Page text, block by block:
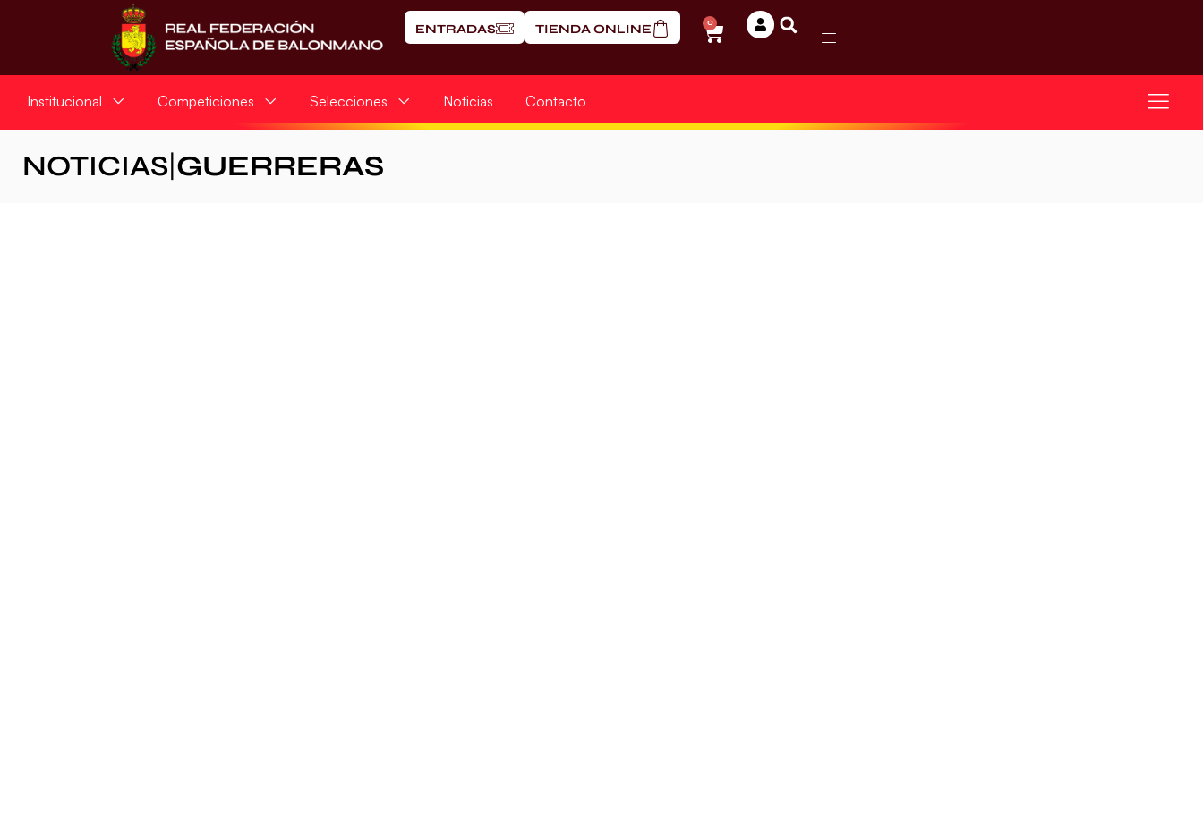
ENTRADAS TIENDA ONLINE 0
Institucional Competiciones Selecciones Noticias Contacto
NOTICIAS GUERRERAS